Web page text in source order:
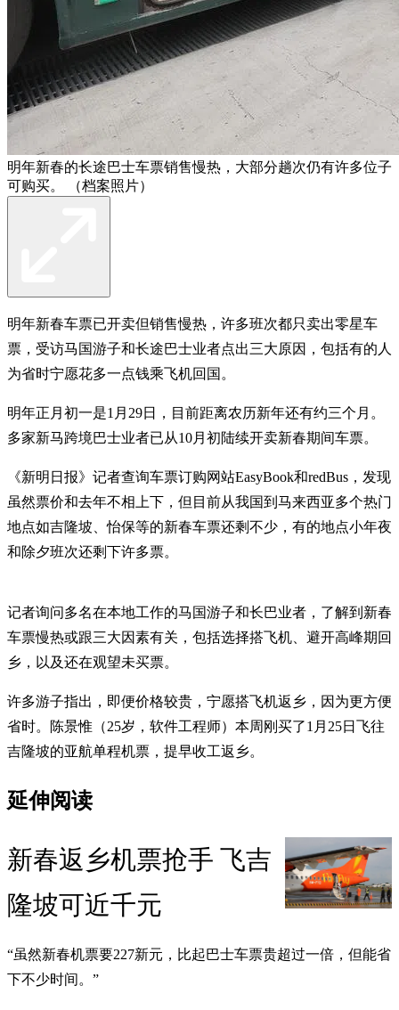
明年新春的长途巴士车票销售慢热，大部分趟次仍有许多位子
可购买。 （档案照片）
明年新春车票已开卖但销售慢热，许多班次都只卖出零星车
票，受访马国游子和长途巴士业者点出三大原因，包括有的人
为省时宁愿花多一点钱乘飞机回国。
明年正月初一是1月29日，目前距离农历新年还有约三个月。
多家新马跨境巴士业者已从10月初陆续开卖新春期间车票。
《新明日报》记者查询车票订购网站EasyBook和redBus，发现
虽然票价和去年不相上下，但目前从我国到马来西亚多个热门
地点如吉隆坡、怡保等的新春车票还剩不少，有的地点小年夜
和除夕班次还剩下许多票。
记者询问多名在本地工作的马国游子和长巴业者，了解到新春
车票慢热或跟三大因素有关，包括选择搭飞机、避开高峰期回
乡，以及还在观望未买票。
许多游子指出，即便价格较贵，宁愿搭飞机返乡，因为更方便
省时。陈景惟（25岁，软件工程师）本周刚买了1月25日飞往
吉隆坡的亚航单程机票，提早收工返乡。
延伸阅读
新春返乡机票抢手 飞吉
隆坡可近千元
“虽然新春机票要227新元，比起巴士车票贵超过一倍，但能省
下不少时间。”